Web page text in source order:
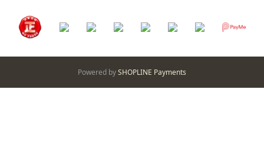
Powered bySHOPLINE Payments